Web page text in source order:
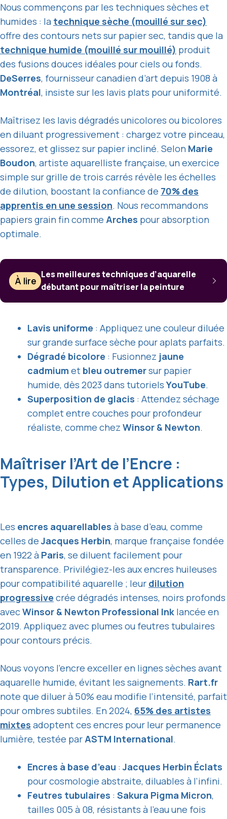
Nous commençons par les techniques sèches et
humides : la technique sèche (mouillé sur sec)
offre des contours nets sur papier sec, tandis que la
technique humide (mouillé sur mouillé) produit
des fusions douces idéales pour ciels ou fonds.
DeSerres, fournisseur canadien d’art depuis 1908 à
Montréal, insiste sur les lavis plats pour uniformité.
Maîtrisez les lavis dégradés unicolores ou bicolores
en diluant progressivement : chargez votre pinceau,
essorez, et glissez sur papier incliné. Selon Marie
Boudon, artiste aquarelliste française, un exercice
simple sur grille de trois carrés révèle les échelles
de dilution, boostant la confiance de 70% des
apprentis en une session. Nous recommandons
papiers grain fin comme Arches pour absorption
optimale.
À lire
Les meilleures techniques d’aquarelle
débutant pour maîtriser la peinture
Lavis uniforme : Appliquez une couleur diluée
sur grande surface sèche pour aplats parfaits.
Dégradé bicolore : Fusionnez jaune
cadmium et bleu outremersur papier
humide, dès 2023 dans tutorielsYouTube.
Superposition de glacis : Attendez séchage
complet entre couches pour profondeur
réaliste, comme chez Winsor & Newton.
Maîtriser l’Art de l’Encre :
Types, Dilution et Applications
Les encres aquarellables à base d’eau, comme
celles deJacques Herbin, marque française fondée
en 1922 à Paris, se diluent facilement pour
transparence. Privilégiez-les aux encres huileuses
pour compatibilité aquarelle ; leur dilution
progressive crée dégradés intenses, noirs profonds
avecWinsor & Newton Professional Ink lancée en
2019. Appliquez avec plumes ou feutres tubulaires
pour contours précis.
Nous voyons l’encre exceller en lignes sèches avant
aquarelle humide, évitant les saignements. Rart.fr
note que diluer à 50% eau modifie l’intensité, parfait
pour ombres subtiles. En 2024, 65% des artistes
mixtes adoptent ces encres pour leur permanence
lumière, testée parASTM International.
Encres à base d’eau :Jacques Herbin Éclats
pour cosmologie abstraite, diluables à l’infini.
Feutres tubulaires : Sakura Pigma Micron,
tailles 005 à 08, résistants à l’eau une fois